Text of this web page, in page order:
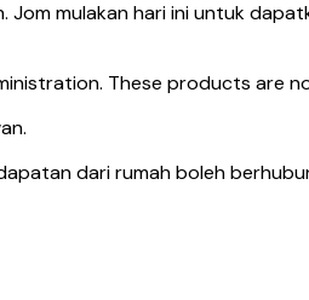
mulakan hari ini untuk
These products are
dari rumah boleh